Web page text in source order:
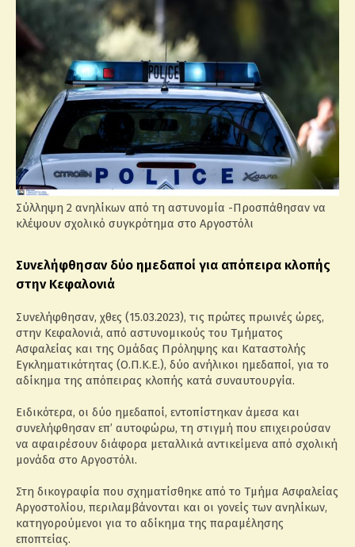
Σύλληψη 2 ανηλίκων από τη αστυνομία -Προσπάθησαν να
κλέψουν σχολικό συγκρότημα στο Αργοστόλι
Συνελήφθησαν δύο ημεδαποί για απόπειρα κλοπής
στην Κεφαλονιά
Συνελήφθησαν, χθες (15.03.2023), τις πρώτες πρωινές ώρες,
στην Κεφαλονιά, από αστυνομικούς του Τμήματος
Ασφαλείας και της Ομάδας Πρόληψης και Καταστολής
Εγκληματικότητας (Ο.Π.Κ.Ε.), δύο ανήλικοι ημεδαποί, για το
αδίκημα της απόπειρας κλοπής κατά συναυτουργία.
Ειδικότερα, οι δύο ημεδαποί, εντοπίστηκαν άμεσα και
συνελήφθησαν επ’ αυτοφώρω, τη στιγμή που επιχειρούσαν
να αφαιρέσουν διάφορα μεταλλικά αντικείμενα από σχολική
μονάδα στο Αργοστόλι.
Στη δικογραφία που σχηματίσθηκε από το Τμήμα Ασφαλείας
Αργοστολίου, περιλαμβάνονται και οι γονείς των ανηλίκων,
κατηγορούμενοι για το αδίκημα της παραμέλησης
εποπτείας.